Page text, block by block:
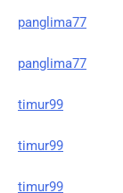
panglima77
panglima77
timur99
timur99
timur99